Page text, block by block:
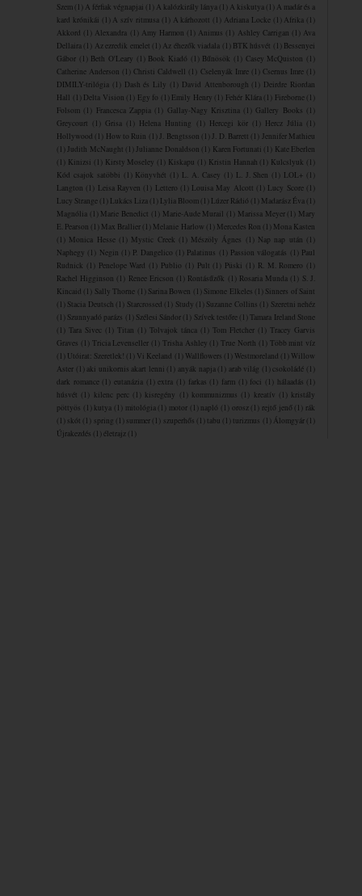
Szem (1) A férfiak végnapjai (1) A kalózkirály lánya (1) A kiskutya (1) A madár és a
kard krónikái
(1) A szív ritmusa (1) A ​kárhozott (1) Adriana Locke (1) Afrika
(1)
Akkord
(1) Alexandra (1) Amy Harmon (1) Animus (1) Ashley Carrigan (1) Ava
Dellaira (1) Az ezredik emelet (1) Az éhezők viadala (1) BTK húsvét (1) Bessenyei
Gábor
(1) Beth O'Leary (1) Book Kiadó (1) Bűnösök (1) Casey McQuiston
(1)
Catherine Anderson
(1) Christi Caldwell (1) Cselenyák Imre (1) Csernus Imre
(1)
DIMILY-trilógia
(1) Dash és Lily (1) David Attenborough (1) Deirdre Riordan
Hall
(1) Delta Vision (1) Egy fo (1) Emily Henry (1) Fehér Klára (1) Fireborne (1)
Folsom
(1) Francesca Zappia (1) Gallay-Nagy Krisztina (1) Gallery Books
(1)
Greycourt
(1) Grisa (1) Helena Hunting (1) Hercegi kör (1) Hercz Júlia
(1)
Hollywood
(1) How to Ruin (1)J. Bengtsson (1)J. D. Barrett (1) Jennifer Mathieu
(1)Judith McNaught (1)Julianne Donaldson (1) Karen Fortunati (1) Kate Eberlen
(1) Kinizsi (1) Kirsty Moseley (1) Kiskapu (1) Kristin Hannah (1) Kulcslyuk
(1)
Kód csajok satöbbi
(1) Könyvhét (1) L. A. Casey (1) L. J. Shen (1) LOL+
(1)
Langton
(1) Leisa Rayven (1) Lettero (1) Louisa May Alcott (1) Lucy Score
(1)
Lucy Strange (1) Lukács Liza (1) Lylia Bloom (1) Lúzer Rádió (1) Madarász Éva (1)
Magnólia
(1) Marie Benedict (1) Marie-Aude Murail (1) Marissa Meyer (1) Mary
E. Pearson
(1) Max Brallier (1) Melanie Harlow (1) Mercedes Ron (1) Mona Kasten
(1) Monica Hesse (1) Mystic Creek (1) Mészöly Ágnes (1) Nap nap után
(1)
Naphegy
(1) Negin (1) P. Dangelico (1) Palatinus (1) Passion válogatás (1) Paul
Rudnick
(1) Penelope Ward (1) Publio (1) Pult (1) Püski (1) R. M. Romero
(1)
Rachel Higginson
(1) Renee Ericson (1) Rontásűzők (1) Rosaria Munda (1) S. J.
Kincaid
(1) Sally Thorne (1) Sarina Bowen (1) Simone Elkeles (1) Sinners of Saint
(1) Stacia Deutsch (1) Starcrossed (1) Study (1) Suzanne Collins (1) Szeretni nehéz
(1) Szunnyadó parázs (1) Szélesi Sándor (1) Szívek testőre (1)Tamara Ireland Stone
(1) Tara Sivec (1) Titan (1) Tolvajok ​tánca (1) Tom Fletcher (1) Tracey Garvis
Graves
(1) Tricia Levenseller (1) Trisha Ashley (1) True North (1) Több mint víz
(1) Utóirat: Szeretlek! (1) Vi Keeland (1) Wallflowers (1) Westmoreland (1) Willow
Aster
(1) aki unikornis akart lenni (1) anyák napja (1) arab világ (1)csokoládé
(1)
dark romance
(1) eutanázia (1) extra (1) farkas (1) farm (1) foci (1) hálaadás
(1)
húsvét
(1) kilenc perc (1) kisregény (1) kommunizmus (1) kreatív (1) kristály
pöttyös
(1) kutya (1) mitológia (1) motor (1) napló (1) orosz (1) rejtő jenő (1) rák
(1) skót (1) spring (1) summer (1) szuperhős (1) tabu (1) turizmus (1) Álomgyár (1)
Újrakezdés
(1)életrajz (1)